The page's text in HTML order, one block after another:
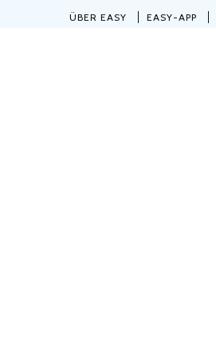
ÜBER EASY EASY-APP